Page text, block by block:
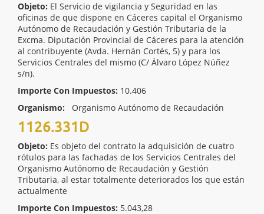
Objeto: El Servicio de vigilancia y Seguridad en las
oficinas de que dispone en Cáceres capital el Organismo
Autónomo de Recaudación y Gestión Tributaria de la
Excma. Diputación Provincial de Cáceres para la atención
al contribuyente (Avda. Hernán Cortés, 5) y para los
Servicios Centrales del mismo (C/ Álvaro López Núñez
s/n).
Importe Con Impuestos: 10.406
Organismo:
Organismo Autónomo de Recaudación
1126.331D
Objeto: Es objeto del contrato la adquisición de cuatro
rótulos para las fachadas de los Servicios Centrales del
Organismo Autónomo de Recaudación y Gestión
Tributaria, al estar totalmente deteriorados los que están
actualmente
Importe Con Impuestos: 5.043,28